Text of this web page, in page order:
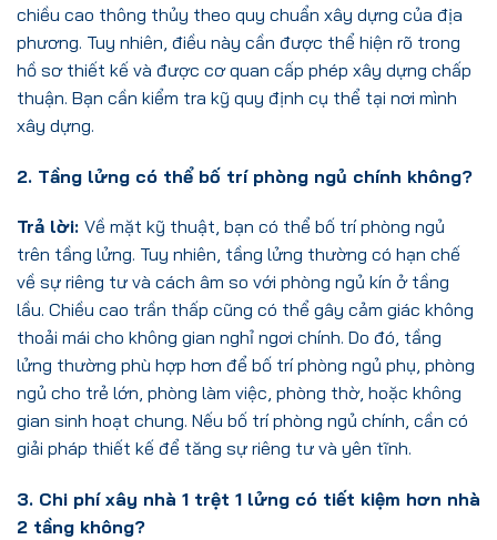
chiều cao thông thủy theo quy chuẩn xây dựng của địa
phương. Tuy nhiên, điều này cần được thể hiện rõ trong
hồ sơ thiết kế và được cơ quan cấp phép xây dựng chấp
thuận. Bạn cần kiểm tra kỹ quy định cụ thể tại nơi mình
xây dựng.
2. Tầng lửng có thể bố trí phòng ngủ chính không?
Trả lời: Về mặt kỹ thuật, bạn có thể bố trí phòng ngủ
trên tầng lửng. Tuy nhiên, tầng lửng thường có hạn chế
về sự riêng tư và cách âm so với phòng ngủ kín ở tầng
lầu. Chiều cao trần thấp cũng có thể gây cảm giác không
thoải mái cho không gian nghỉ ngơi chính. Do đó, tầng
lửng thường phù hợp hơn để bố trí phòng ngủ phụ, phòng
ngủ cho trẻ lớn, phòng làm việc, phòng thờ, hoặc không
gian sinh hoạt chung. Nếu bố trí phòng ngủ chính, cần có
giải pháp thiết kế để tăng sự riêng tư và yên tĩnh.
3. Chi phí xây nhà 1 trệt 1 lửng có tiết kiệm hơn nhà
2 tầng không?